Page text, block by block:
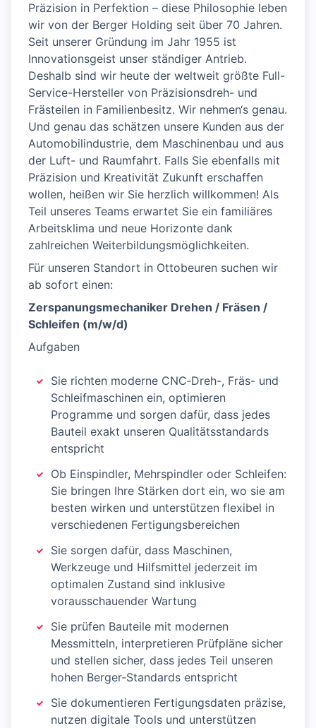
Präzision in Perfektion – diese Philosophie leben
wir von der Berger Holding seit über 70 Jahren.
Seit unserer Gründung im Jahr 1955 ist
Innovationsgeist unser ständiger Antrieb.
Deshalb sind wir heute der weltweit größte Full-
Service-Hersteller von Präzisionsdreh- und
Frästeilen in Familienbesitz. Wir nehmen‘s genau.
Und genau das schätzen unsere Kunden aus der
Automobilindustrie, dem Maschinenbau und aus
der Luft- und Raumfahrt. Falls Sie ebenfalls mit
Präzision und Kreativität Zukunft erschaffen
wollen, heißen wir Sie herzlich willkommen! Als
Teil unseres Teams erwartet Sie ein familiäres
Arbeitsklima und neue Horizonte dank
zahlreichen Weiterbildungsmöglichkeiten.
Für unseren Standort in Ottobeuren suchen wir
ab sofort einen:
Zerspanungsmechaniker Drehen / Fräsen /
Schleifen (m/w/d)
Aufgaben
Sie richten moderne CNC‑Dreh-, Fräs- und
Schleifmaschinen ein, optimieren
Programme und sorgen dafür, dass jedes
Bauteil exakt unseren Qualitätsstandards
entspricht
Ob Einspindler, Mehrspindler oder Schleifen:
Sie bringen Ihre Stärken dort ein, wo sie am
besten wirken und unterstützen flexibel in
verschiedenen Fertigungsbereichen
Sie sorgen dafür, dass Maschinen,
Werkzeuge und Hilfsmittel jederzeit im
optimalen Zustand sind inklusive
vorausschauender Wartung
Sie prüfen Bauteile mit modernen
Messmitteln, interpretieren Prüfpläne sicher
und stellen sicher, dass jedes Teil unseren
hohen Berger‑Standards entspricht
Sie dokumentieren Fertigungsdaten präzise,
nutzen digitale Tools und unterstützen